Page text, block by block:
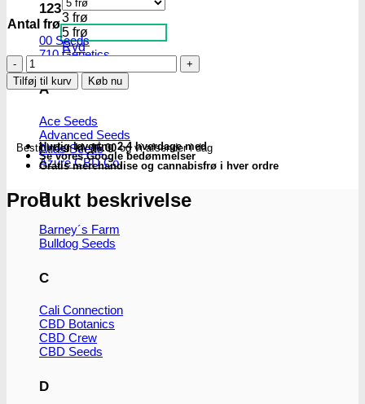
123
00 Seeds
710 Genetics
A
Ace Seeds
Advanced Seeds
Atlas Seeds
Azure CBD Co.
B
Barney´s Farm
Bulldog Seeds
C
Cali Connection
CBD Botanics
CBD Crew
CBD Seeds
D
Antal frø3 frø
5 frø
Ryd
Harlequin
CBD
|
cannabisfrø
00
Seeds
Tilføj til kurv Køb nu
Bestil indenkl. 16.00og vi afsender i dag
Hurtig levering 2-4 hverdage med
Se vores Google bedømmelser
Gratis merchandise og cannabisfrø i hver ordre
Produkt beskrivelse